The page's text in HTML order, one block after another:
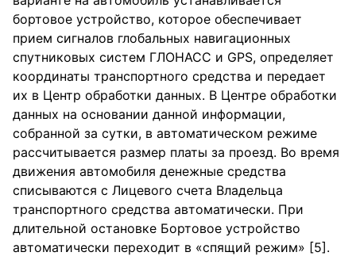
бортовое устройство, которое обеспечивает
прием сигналов глобальных навигационных
спутниковых систем ГЛОНАСС и GPS, определяет
координаты транспортного средства и передает
их в Центр обработки данных. В Центре обработки
данных на основании данной информации,
собранной за сутки, в автоматическом режиме
рассчитывается размер платы за проезд. Во время
движения автомобиля денежные средства
списываются с Лицевого счета Владельца
транспортного средства автоматически. При
длительной остановке Бортовое устройство
автоматически переходит в «спящий режим» [5].